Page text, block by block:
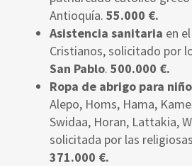
Antioquía. 55.000 €.
Asistencia sanitaria en
Cristianos, solicitado por
San Pablo. 500.000 €.
Ropa de abrigo para
Alepo, Homs, Hama,
Swidaa, Horan, Lattakia,
solicitada por las
371.000 €.